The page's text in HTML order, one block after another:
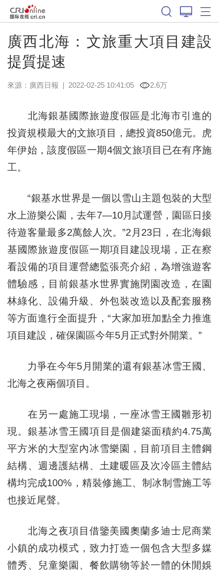
廣西北海：文旅重大項目建設
提質提速
來源： 廣西日報 | 2022-02-25 10:41:05 2.6万
北海銀基國際旅遊度假區是北海市引進的
投資規模最大的文旅項目，總投資850億元。虎
年伊始，該度假區一期4個文旅項目已在有序施
工。
“銀基水世界是一個以雪山主題包裝的大型
水上游樂公園，去年7—10月試運營，園區日接
待遊客量最多2萬餘人次。”2月23日，在北海銀
基國際旅遊度假區一期項目建設現場，正在察
看設備的項目運營總監張亮介紹，為增強遊客
體驗感，目前銀基水世界實施閉園改造，在園
林綠化、設備升級、外包裝改造以及配套服務
等方面進行全面提升，“大家加班加點全力推進
項目建設，確保園區今年5月正式對外開業。”
力爭在今年5月開業的還有銀基冰雪王國、
北海之夜兩個項目。
在另一處施工現場，一座冰雪王國雛形初
現。銀基冰雪王國項目是個建築面積約4.75萬
平方米的大型室內冰雪樂園，目前項目主體鋼
結構、週邊護結構、土建暖區及次冷區主體結
構均完成100%，精裝修施工、制冰制雪施工等
也接近尾聲。
北海之夜項目借鑒美國奧蘭多迪士尼商業
小鎮的成功模式，致力打造一個包含大型多媒
體秀、兒童樂園、餐飲購物等於一體的休閒娛